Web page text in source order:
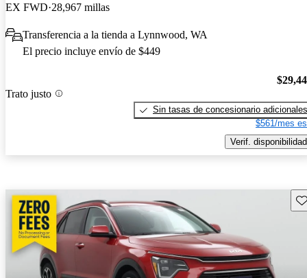
EX FWD 28,967 millas
Transferencia a la tienda a Lynnwood, WA
El precio incluye envío de $449
Trato justo
Sin tasas de concesionario adicionales
$561/mes
Verif. disponibilidad